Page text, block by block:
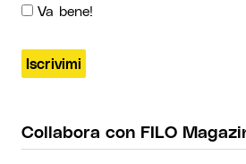
Va bene!
Collabora con FILO